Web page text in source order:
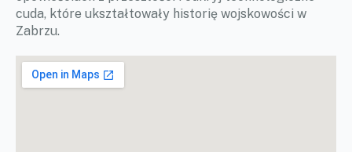
cuda, które ukształtowały historię wojskowości w
Zabrzu.